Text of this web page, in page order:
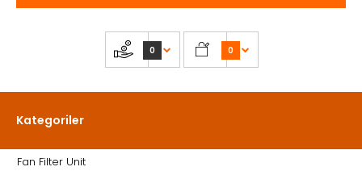
0 0
Kategoriler
Fan Filter Unit